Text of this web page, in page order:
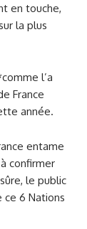
en touche,
la plus
l’a
France
année.
entame
confirmer
le public
ce 6 Nations